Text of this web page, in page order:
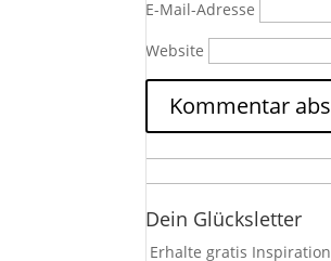
E-Mail-Adresse
Website
Dein Glücksletter
Erhalte gratis